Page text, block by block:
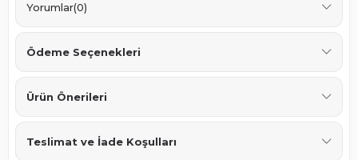
Yorumlar(0)
Ödeme Seçenekleri
Ürün Önerileri
Teslimat ve İade Koşulları